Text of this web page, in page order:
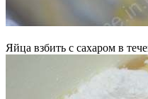
Яйца взбить с сахаром в